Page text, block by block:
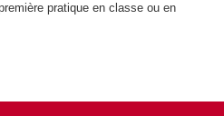
pratique en classe ou en